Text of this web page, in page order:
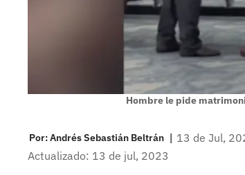
Hombre le pide
Por:Andrés Sebastián Beltrán | 13 de Jul,
Actualizado: 13 de jul, 2023